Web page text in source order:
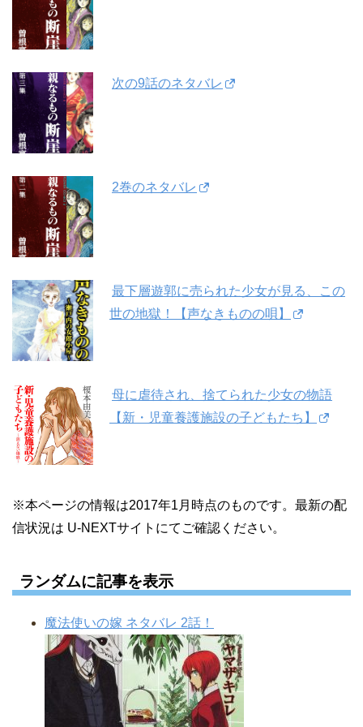
次の9話のネタバレ
2巻のネタバレ
最下層遊郭に売られた少女が見る、この
世の地獄！【声なきものの唄】
母に虐待され、捨てられた少女の物語
【新・児童養護施設の子どもたち】
※本ページの情報は2017年1月時点のものです。最新の配
信状況は U-NEXTサイトにてご確認ください。
ランダムに記事を表示
魔法使いの嫁 ネタバレ 2話！